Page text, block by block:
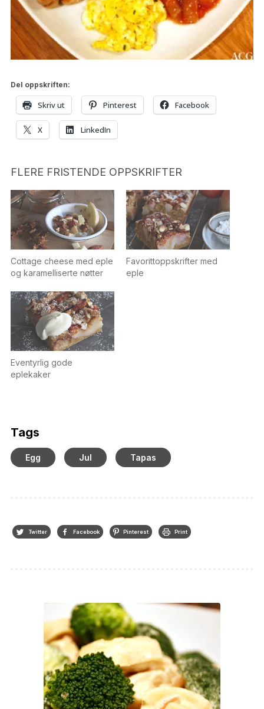
Del oppskriften:
Skriv ut Pinterest Facebook
X LinkedIn
FLERE FRISTENDE OPPSKRIFTER
Cottage cheese med eple
og karamelliserte nøtter
Favorittoppskrifter med
eple
Eventyrlig gode
eplekaker
Tags
Egg Jul Tapas
Twitter Facebook Pinterest Print